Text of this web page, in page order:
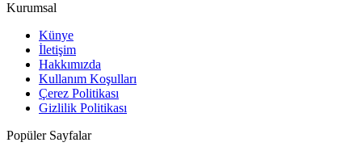
Kurumsal
Künye
İletişim
Hakkımızda
Kullanım Koşulları
Çerez Politikası
Gizlilik Politikası
Popüler Sayfalar